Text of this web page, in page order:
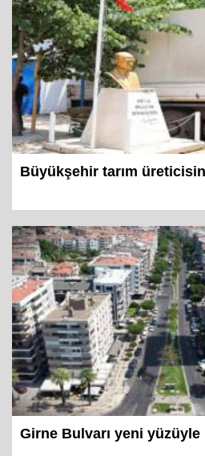
Büyükşehir tarım
Girne Bulvarı yeni yüzüyle